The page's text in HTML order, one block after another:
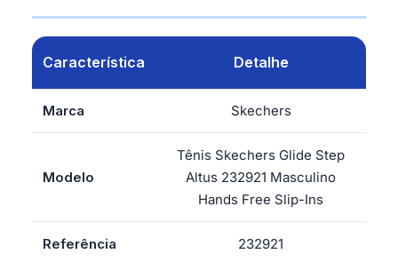
Característica Detalhe
Marca Skechers
Modelo
Tênis Skechers Glide Step
Altus 232921 Masculino
Hands Free Slip-Ins
Referência 232921